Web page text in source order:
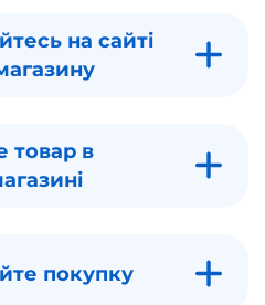
на сайті
товар в
покупку